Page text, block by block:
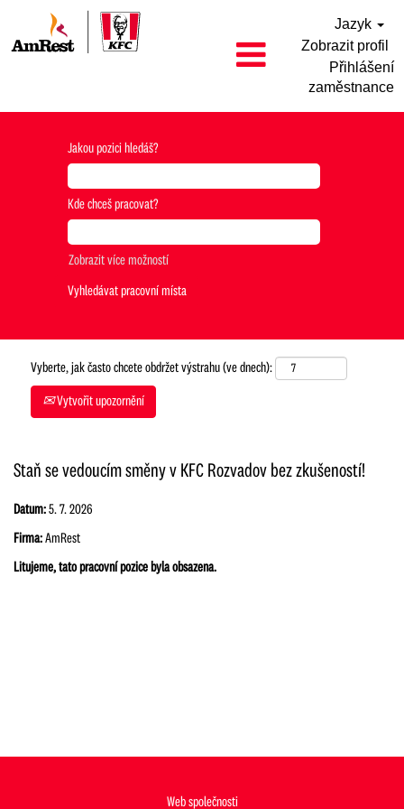
Jazyk
Zobrazit profil
Přihlášení
zaměstnance
Jakou pozici hledáš?
Kde chceš pracovat?
Zobrazit více možností
Vyberte, jak často chcete obdržet výstrahu (ve dnech):
Vytvořit upozornění
Staň se vedoucím směny v KFC Rozvadov bez zkušeností!
Datum:5. 7. 2026
Firma:AmRest
Litujeme, tato pracovní pozice byla obsazena.
Web společnosti